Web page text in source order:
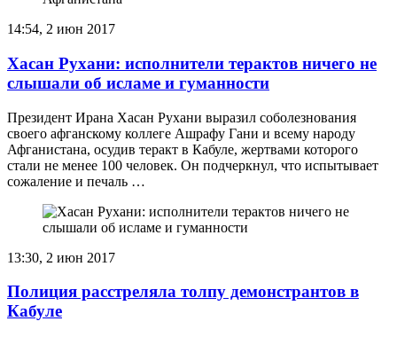
14:54, 2 июн 2017
Хасан Рухани: исполнители терактов ничего не
слышали об исламе и гуманности
Президент Ирана Хасан Рухани выразил соболезнования
своего афганскому коллеге Ашрафу Гани и всему народу
Афганистана, осудив теракт в Кабуле, жертвами которого
стали не менее 100 человек. Он подчеркнул, что испытывает
сожаление и печаль …
13:30, 2 июн 2017
Полиция расстреляла толпу демонстрантов в
Кабуле